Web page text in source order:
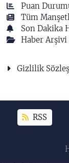
Puan
Tüm
Son Dakika
Haber Arşivi
Gizlilik
RSS